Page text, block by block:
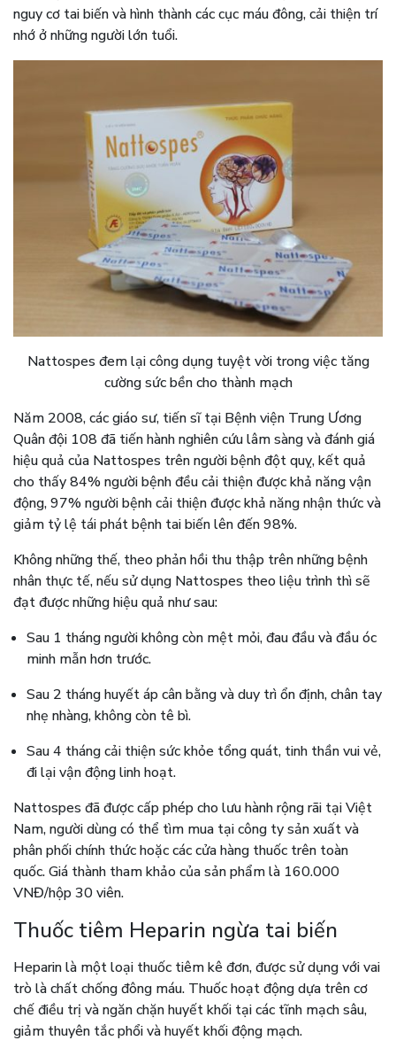
nguy cơ tai biến và hình thành các cục máu đông, cải thiện trí
nhớ ở những người lớn tuổi.
Nattospes đem lại công dụng tuyệt vời trong việc tăng
cường sức bền cho thành mạch
Năm 2008, các giáo sư, tiến sĩ tại Bệnh viện Trung Ương
Quân đội 108 đã tiến hành nghiên cứu lâm sàng và đánh giá
hiệu quả của Nattospes trên người bệnh đột quỵ, kết quả
cho thấy 84% người bệnh đều cải thiện được khả năng vận
động, 97% người bệnh cải thiện được khả năng nhận thức và
giảm tỷ lệ tái phát bệnh tai biến lên đến 98%.
Không những thế, theo phản hồi thu thập trên những bệnh
nhân thực tế, nếu sử dụng Nattospes theo liệu trình thì sẽ
đạt được những hiệu quả như sau:
Sau 1 tháng người không còn mệt mỏi, đau đầu và đầu óc
minh mẫn hơn trước.
Sau 2 tháng huyết áp cân bằng và duy trì ổn định, chân tay
nhẹ nhàng, không còn tê bì.
Sau 4 tháng cải thiện sức khỏe tổng quát, tinh thần vui vẻ,
đi lại vận động linh hoạt.
Nattospes đã được cấp phép cho lưu hành rộng rãi tại Việt
Nam, người dùng có thể tìm mua tại công ty sản xuất và
phân phối chính thức hoặc các cửa hàng thuốc trên toàn
quốc. Giá thành tham khảo của sản phẩm là 160.000
VNĐ/hộp 30 viên.
Thuốc tiêm Heparin ngừa tai biến
Heparin là một loại thuốc tiêm kê đơn, được sử dụng với vai
trò là chất chống đông máu. Thuốc hoạt động dựa trên cơ
chế điều trị và ngăn chặn huyết khối tại các tĩnh mạch sâu,
giảm thuyên tắc phổi và huyết khối động mạch.